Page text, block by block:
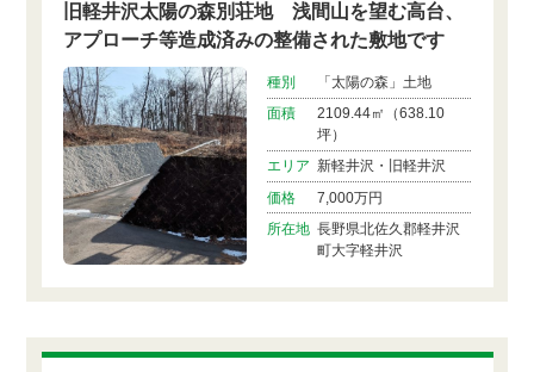
旧軽井沢太陽の森別荘地 浅間山を望む高台、
アプローチ等造成済みの整備された敷地です
種別
「太陽の森」土地
面積
2109.44㎡（638.10
坪）
エリア 新軽井沢・旧軽井沢
価格
7,000万円
所在地 長野県北佐久郡軽井沢
町大字軽井沢